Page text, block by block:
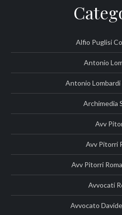
Alfio Puglisi
Antonio
Antonio Lombardi
Archimedia
Avv
Avv Pitorri
Avv Pitorri
Avvocati
Avvocato